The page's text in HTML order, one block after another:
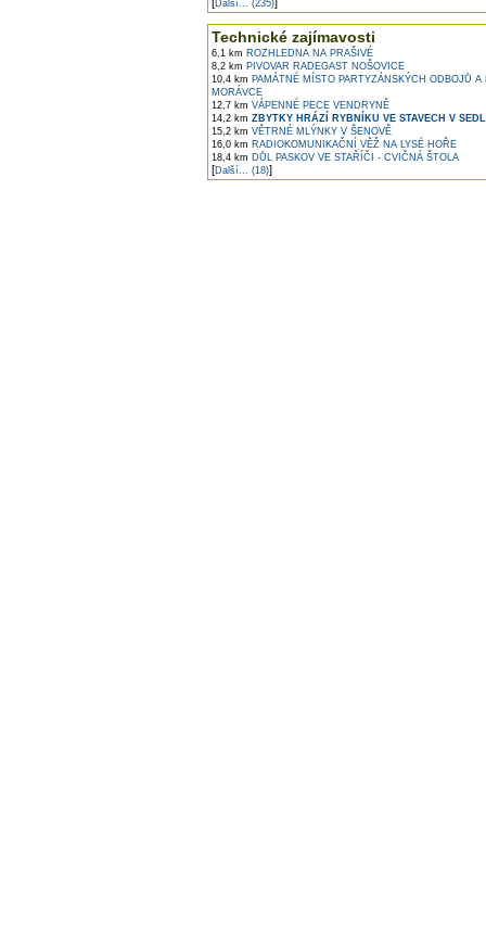
Další... (235)
Technické zajímavosti
6,1 km ROZHLEDNA NA PRAŠIVÉ
8,2 km PIVOVAR RADEGAST NOŠOVICE
10,4 km PAMÁTNÉ MÍSTO PARTYZÁNSKÝCH ODBOJŮ A
MORÁVCE
12,7 km VÁPENNÉ PECE VENDRYNĚ
14,2 km ZBYTKY HRÁZÍ RYBNÍKU VE STAVECH V
15,2 km VĚTRNÉ MLÝNKY V ŠENOVĚ
16,0 km RADIOKOMUNIKAČNÍ VĚŽ NA LYSÉ HOŘE
18,4 km DŮL PASKOV VE STAŘÍČI - CVIČNÁ ŠTOLA
[Další... (18)]